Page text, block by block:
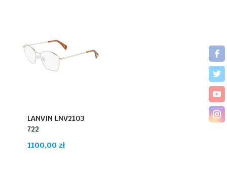
LANVIN LNV2103
722
1100,00 zł